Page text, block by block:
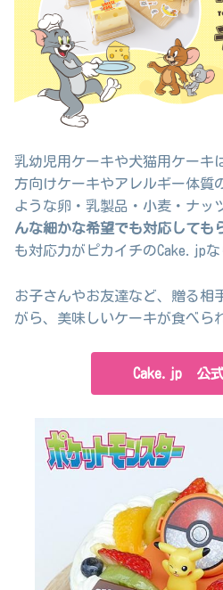
乳幼児用ケーキや犬猫用ケーキ
方向けケーキやアレルギー体質
ような卵・乳製品・小麦・ナッ
んな細かな希望でも対応しても
も対応力がピカイチのCake.jpな
お子さんやお友達など、贈る相
がら、美味しいケーキが食べら
Cake.jp 公